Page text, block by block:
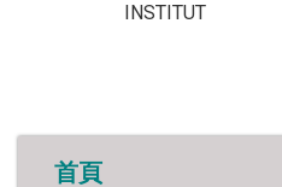
INSTITUT
首頁